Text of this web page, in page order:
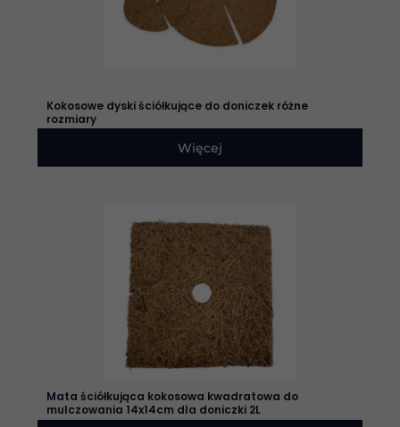
Kokosowe dyski ściółkujące do doniczek różne
rozmiary
Więcej
Mata ściółkująca kokosowa kwadratowa do
mulczowania 14x14cm dla doniczki 2L
opcjonalne. Są
one potrzebne
internetowej.
strony
internetowej,
na podstawie
tego, jak
strona jest
używana.
Doświadczenie
strona
internetowa